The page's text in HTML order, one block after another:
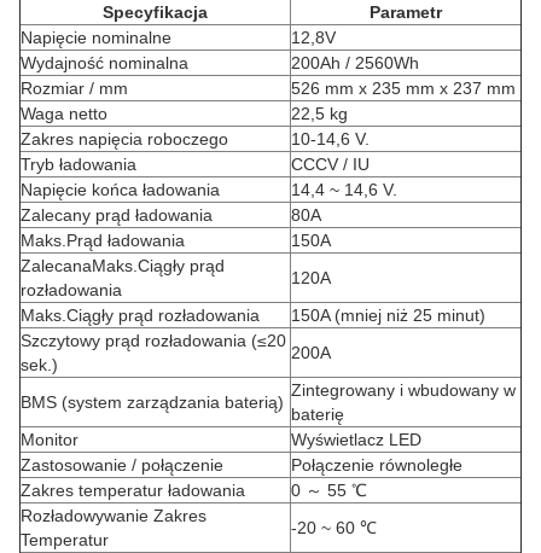
Specyfikacja
Parametr
Napięcie nominalne
12,8V
Wydajność nominalna
200Ah / 2560Wh
Rozmiar / mm
526 mm x 235 mm x 237 mm
Waga netto
22,5 kg
Zakres napięcia roboczego
10-14,6 V.
Tryb ładowania
CCCV / IU
Napięcie końca ładowania
14,4 ~ 14,6 V.
Zalecany prąd ładowania
80A
Maks.Prąd ładowania
150A
ZalecanaMaks.Ciągły prąd
rozładowania
120A
Maks.Ciągły prąd rozładowania
150A (mniej niż 25 minut)
Szczytowy prąd rozładowania (≤20
sek.)
200A
BMS (system zarządzania baterią)
Zintegrowany i wbudowany w
baterię
Monitor
Wyświetlacz LED
Zastosowanie / połączenie
Połączenie równoległe
Zakres temperatur ładowania
0 ～ 55 ℃
Rozładowywanie Zakres
Temperatur
-20 ~ 60 ℃